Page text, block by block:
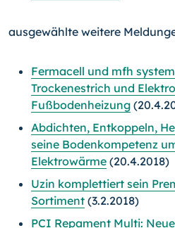
ausgewählte weitere
Fermacell und mfh
Trockenestrich und
Fußbodenheizung
Abdichten, Entkoppeln,
seine Bodenkompetenz
Elektrowärme (20.4.2018)
Uzin komplettiert sein
Sortiment (3.2.2018)
PCI Repament Multi: